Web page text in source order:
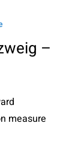
–
measure